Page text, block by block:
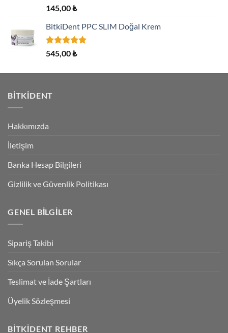
5 üzerinden
5.00oy
aldı
145,00₺
BitkiDent PPC SLIM Doğal Krem
5 üzerinden
5.00oy
545,00₺
BITKIDENT
Hakkımızda
İletişim
Banka Hesap Bilgileri
Gizlilik ve Güvenlik Politikası
GENEL BILGILER
Sipariş Takibi
Sıkça Sorulan Sorular
Teslimat ve İade Şartları
Üyelik Sözleşmesi
BITKIDENT REHBER